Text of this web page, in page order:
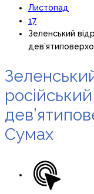
Листопад
17
Зеленський
Сумах